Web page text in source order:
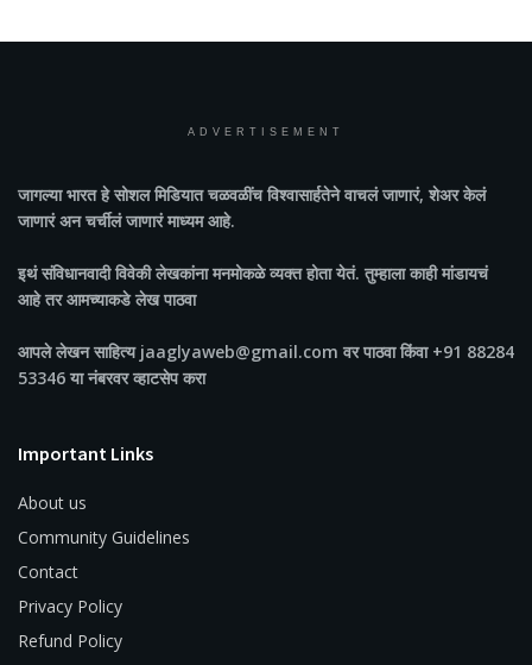
ADVERTISEMENT
जागल्या भारतहे सोशल मिडियात चळवळींच विश्वासार्हतेने वाचलं जाणारं, शेअर केलं
जाणारं अन चर्चीलं जाणारं माध्यम आहे.
इथं संविधानवादी विवेकी लेखकांना मनमोकळे व्यक्त होता येतं. तुम्हाला काही मांडायचं
आहे तर आमच्याकडे लेख पाठवा
आपले लेखन साहित्य jaaglyaweb@gmail.com वर पाठवा किंवा +91 88284
53346 या नंबरवर व्हाटसेप करा
Important Links
About us
Community Guidelines
Contact
Privacy Policy
Refund Policy